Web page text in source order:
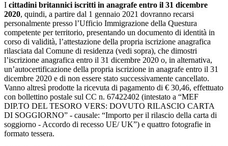
I cittadini britannici iscritti in anagrafe entro il 31 dicembre
2020, quindi, a partire dal 1 gennaio 2021 dovranno recarsi
personalmente presso l’Ufficio Immigrazione della Questura
competente per territorio, presentando un documento di identità in
corso di validità, l’attestazione della propria iscrizione anagrafica
rilasciata dal Comune di residenza (vedi sopra), che dimostri
l’iscrizione anagrafica entro il 31 dicembre 2020 o, in alternativa,
un’autocertificazione della propria iscrizione in anagrafe entro il 31
dicembre 2020 e di non essere stato successivamente cancellato.
Vanno altresì prodotte la ricevuta di pagamento di € 30,46, effettuato
con bollettino postale sul CC n. 67422402 (intestato a “MEF
DIP.TO DEL TESORO VERS: DOVUTO RILASCIO CARTA
DI SOGGIORNO” - causale: “Importo per il rilascio della carta di
soggiorno - Accordo di recesso UE/ UK”) e quattro fotografie in
formato tessera.